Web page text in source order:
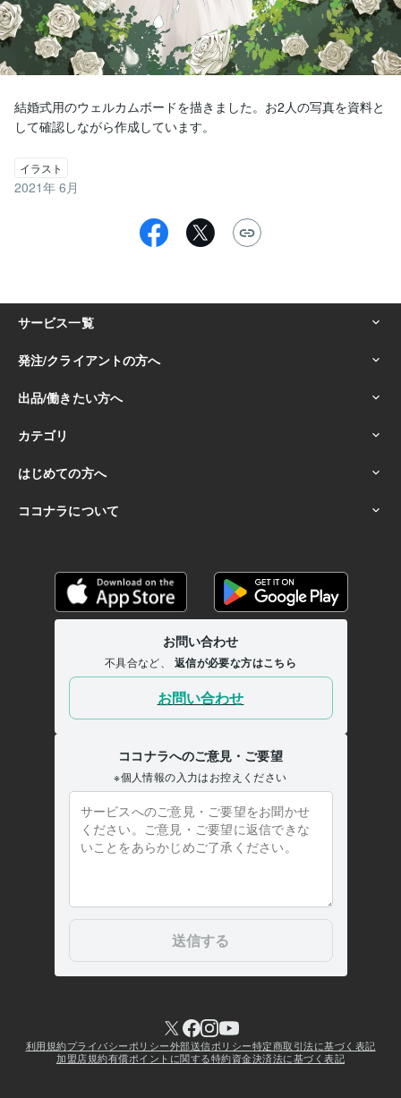
結婚式用のウェルカムボードを描きました。お2人の写真を資料と
して確認しながら作成しています。
イラスト
2021年 6月